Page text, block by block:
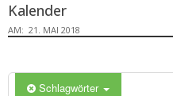
Kalender
AM: 21. MAI 2018
Schlagwörter